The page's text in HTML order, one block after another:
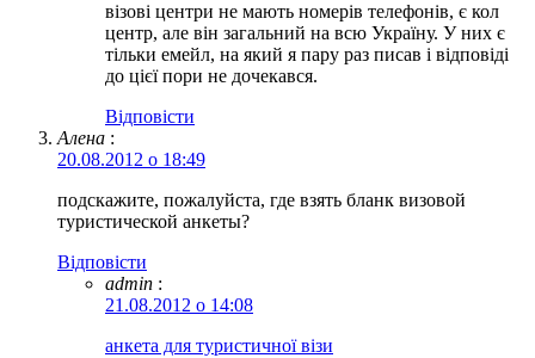
візові центри не мають номерів телефонів, є кол
центр, але він загальний на всю Україну. У них є
тільки емейл, на який я пару раз писав і відповіді
до цієї пори не дочекався.
Відповіcти
Алена :
20.08.2012 о 18:49
подскажите, пожалуйста, где взять бланк визовой
туристической анкеты?
Відповіcти
admin :
21.08.2012 о 14:08
анкета для туристичної візи